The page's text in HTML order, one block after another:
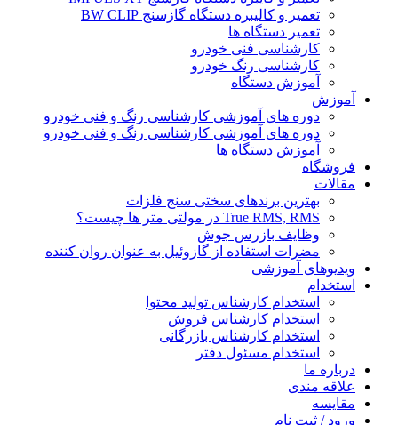
تعمیر و کالیبره دستگاه گازسنج BW CLIP
تعمیر دستگاه ها
کارشناسی فنی خودرو
کارشناسی رنگ خودرو
آموزش دستگاه
آموزش
دوره های آموزشی کارشناسی رنگ و فنی خودرو
دوره های آموزشی کارشناسی رنگ و فنی خودرو
آموزش دستگاه ها
فروشگاه
مقالات
بهترین برندهای سختی سنج فلزات
True RMS, RMS در مولتی متر ها چیست؟
وظایف بازرس جوش
مضرات استفاده از گازوئیل به عنوان روان کننده
ویدیوهای آموزشی
استخدام
استخدام کارشناس تولید محتوا
استخدام کارشناس فروش
استخدام کارشناس بازرگانی
استخدام مسئول دفتر
درباره ما
علاقه مندی
مقایسه
ورود / ثبت نام